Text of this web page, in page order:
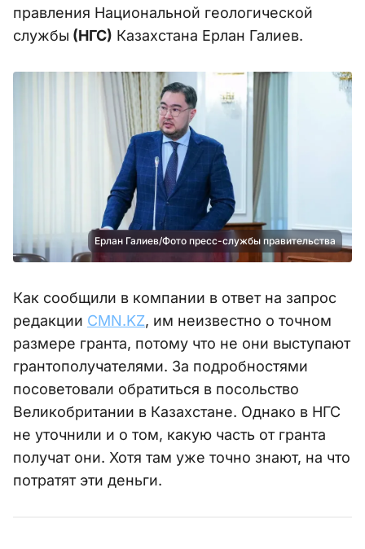
правления Национальной геологической
службы (НГС) Казахстана Ерлан Галиев.
Ерлан Галиев/Фото пресс-службы правительства
Как сообщили в компании в ответ на запрос
редакции CMN.KZ, им неизвестно о точном
размере гранта, потому что не они выступают
грантополучателями. За подробностями
посоветовали обратиться в посольство
Великобритании в Казахстане. Однако в НГС
не уточнили и о том, какую часть от гранта
получат они. Хотя там уже точно знают, на что
потратят эти деньги.